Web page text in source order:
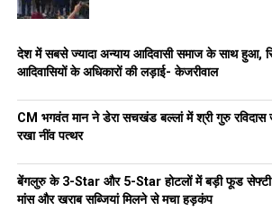
कांग्रेस के अंदरूनी झगड़ों पर तंज
पंजाब आप महासचिवडॉ. सनी आहलूवालियाने
भूषण आशु पर निशाना साधते हुए कहा,
“कांग्रेस के नेता आपस में ही उलझे रहते हैं।
हैं कि अपनी ही पार्टी के प्रदेश अध्यक्ष राजा वड़िंग
यही होगा।”
लुधियाना पश्चिम उपचुनाव से पहले आम आदमी पार्टी
देश में सबसे ज्यादा अन्याय आदिवासी समाज के साथ हुआ,
आदिवासियों के अधिकारों की लड़ाई- केजरीवाल
CM भगवंत मान ने डेरा सचखंड बल्लां में श्री गुरु रविदास
रखा नींव पत्थर
बेंगलुरु के 3-Star और 5-Star होटलों में बड़ी फूड
मांस और खराब सब्जियां मिलने से मचा हड़कंप